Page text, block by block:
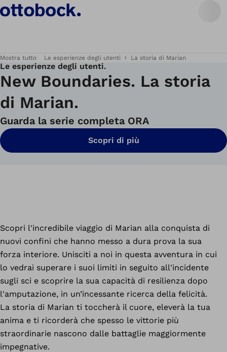
Mostra tutto Le esperienze degli utenti La storia di Marian
Le esperienze degli utenti.
New Boundaries. La storia
di Marian.
Guarda la serie completa ORA
Scopri di più
Scopri l'incredibile viaggio di Marian alla conquista di
nuovi confini che hanno messo a dura prova la sua
forza interiore. Unisciti a noi in questa avventura in cui
lo vedrai superare i suoi limiti in seguito all'incidente
sugli sci e scoprire la sua capacità di resilienza dopo
l'amputazione, in un’incessante ricerca della felicità.
La storia di Marian ti toccherà il cuore, eleverà la tua
anima e ti ricorderà che spesso le vittorie più
straordinarie nascono dalle battaglie maggiormente
impegnative.